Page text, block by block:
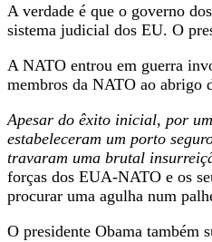
A verdade é que o governo
sistema judicial dos EU. O
A NATO entrou em guerra
membros da NATO ao abrigo
Apesar do êxito inicial, por
estabeleceram um porto
travaram uma brutal
forças dos EUA-NATO e os
procurar uma agulha num
O presidente Obama também